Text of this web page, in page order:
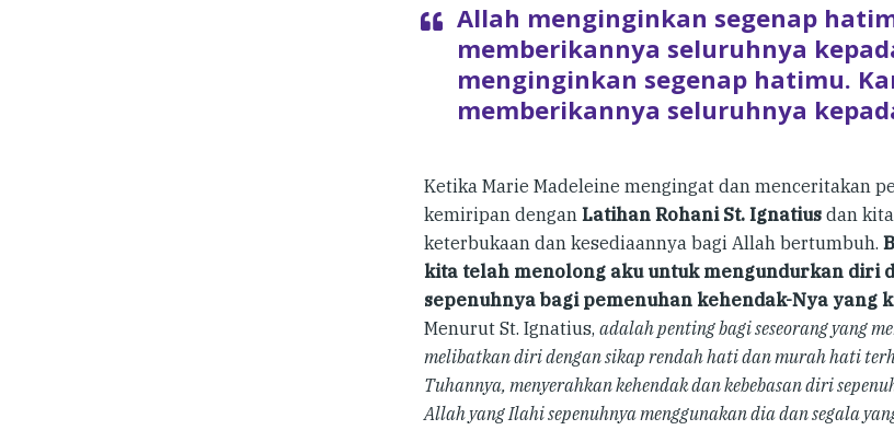
Allah menginginkan segenap
memberikannya seluruhnya
menginginkan segenap hatimu.
memberikannya seluruhnya
Ketika Marie Madeleine mengingat dan menceritakan
kemiripan dengan Latihan Rohani St. Ignatius dan
keterbukaan dan kesediaannya bagi Allah bertumbuh.
kita telah menolong aku untuk mengundurkan diri
sepenuhnya bagi pemenuhan kehendak-Nya yang
Menurut St. Ignatius, adalah penting bagi seseorang yang
melibatkan diri dengan sikap rendah hati dan murah hati
Tuhannya, menyerahkan kehendak dan kebebasan diri
Allah yang Ilahi sepenuhnya menggunakan dia dan segala